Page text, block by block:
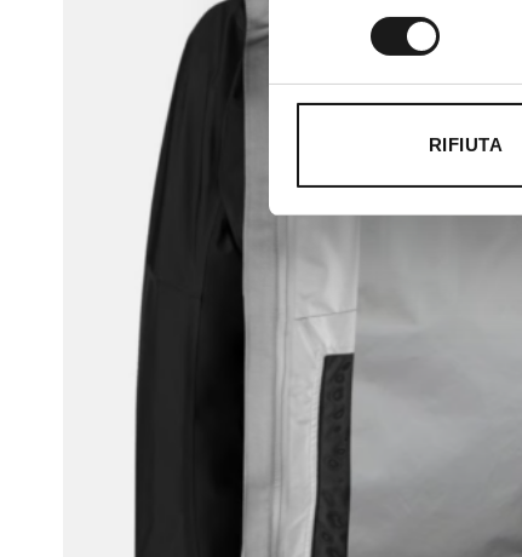
RIFIUTA